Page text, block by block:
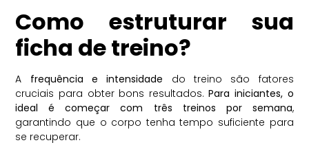
Como estruturar sua
ficha de treino?
A frequência e intensidade do treino são fatores
cruciais para obter bons resultados.Para iniciantes, o
ideal é começar com três treinos por semana,
garantindo que o corpo tenha tempo suficiente para
se recuperar.